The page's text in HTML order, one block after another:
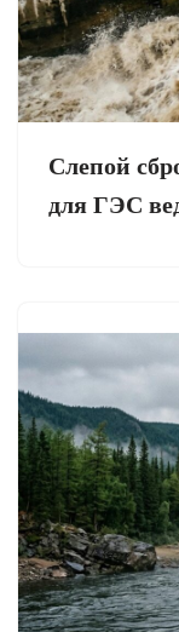
Слепой
для ГЭС